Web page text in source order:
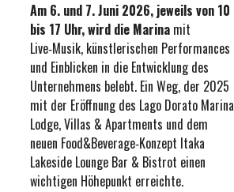
Am 6. und 7. Juni 2026, jeweils von 10
bis 17 Uhr, wird die Marina mit
Live‑Musik, künstlerischen Performances
und Einblicken in die Entwicklung des
Unternehmens belebt. Ein Weg, der 2025
mit der Eröffnung des Lago Dorato Marina
Lodge, Villas & Apartments und dem
neuen Food&Beverage‑Konzept Itaka
Lakeside Lounge Bar & Bistrot einen
wichtigen Höhepunkt erreichte.